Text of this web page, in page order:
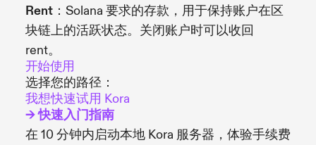
Rent ：Solana 要求的存款，用于保持账户在区
块链上的活跃状态。关闭账户时可以收回
rent。
开始使用
选择您的路径：
我想快速试用 Kora
→ 快速入门指南
在 10 分钟内启动本地 Kora 服务器，体验手续费